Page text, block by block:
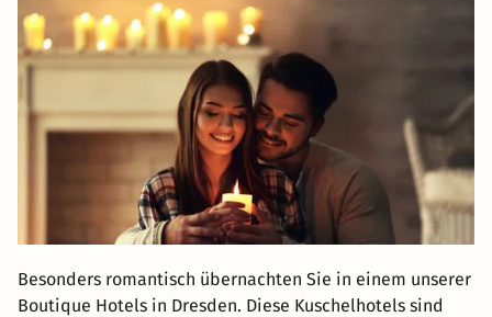
Besonders romantisch übernachten Sie in einem unserer
Boutique Hotels in Dresden. Diese Kuschelhotels sind